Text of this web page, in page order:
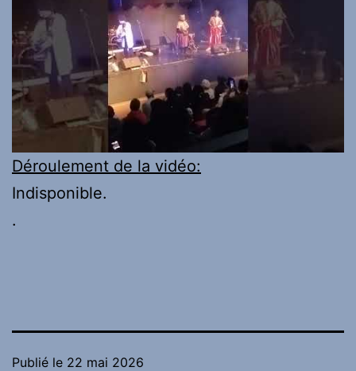
Déroulement de la vidéo:
Indisponible.
.
Publié le 22 mai 2026